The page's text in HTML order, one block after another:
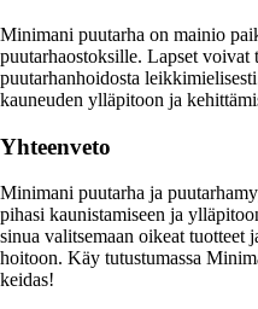
Minimani puutarha on mainio
puutarhaostoksille. Lapset voivat
puutarhanhoidosta
kauneuden ylläpitoon ja
Yhteenveto
Minimani puutarha ja
pihasi kaunistamiseen ja
sinua valitsemaan oikeat tuotteet
hoitoon. Käy tutustumassa
keidas!